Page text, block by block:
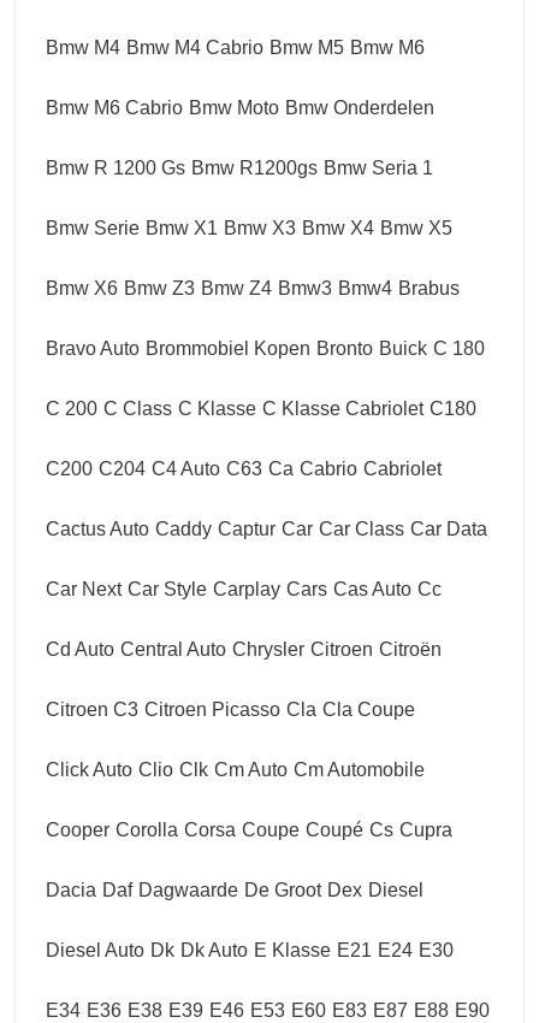
Bmw M4 Bmw M4 Cabrio Bmw M5 Bmw M6
Bmw M6 Cabrio Bmw Moto Bmw Onderdelen
Bmw R 1200 Gs Bmw R1200gs Bmw Seria 1
Bmw Serie Bmw X1 Bmw X3 Bmw X4 Bmw X5
Bmw X6 Bmw Z3 Bmw Z4 Bmw3 Bmw4 Brabus
Bravo Auto Brommobiel Kopen Bronto Buick C 180
C 200 C Class C Klasse C Klasse Cabriolet C180
C200 C204 C4 Auto C63 Ca Cabrio Cabriolet
Cactus Auto Caddy Captur Car Car Class Car Data
Car Next Car Style Carplay Cars Cas Auto Cc
Cd Auto Central Auto Chrysler Citroen Citroën
Citroen C3 Citroen Picasso Cla Cla Coupe
Click Auto Clio Clk Cm Auto Cm Automobile
Cooper Corolla Corsa Coupe Coupé Cs Cupra
Dacia Daf Dagwaarde De Groot Dex Diesel
Diesel Auto Dk Dk Auto E Klasse E21 E24 E30
E34 E36 E38 E39 E46 E53 E60 E83 E87 E88 E90